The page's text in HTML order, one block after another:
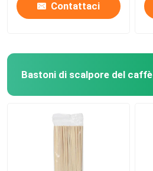
Contattaci
Bastoni di scalpore del caffè